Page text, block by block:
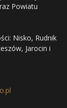
Powiatu
Nisko, Rudnik
Jarocin i